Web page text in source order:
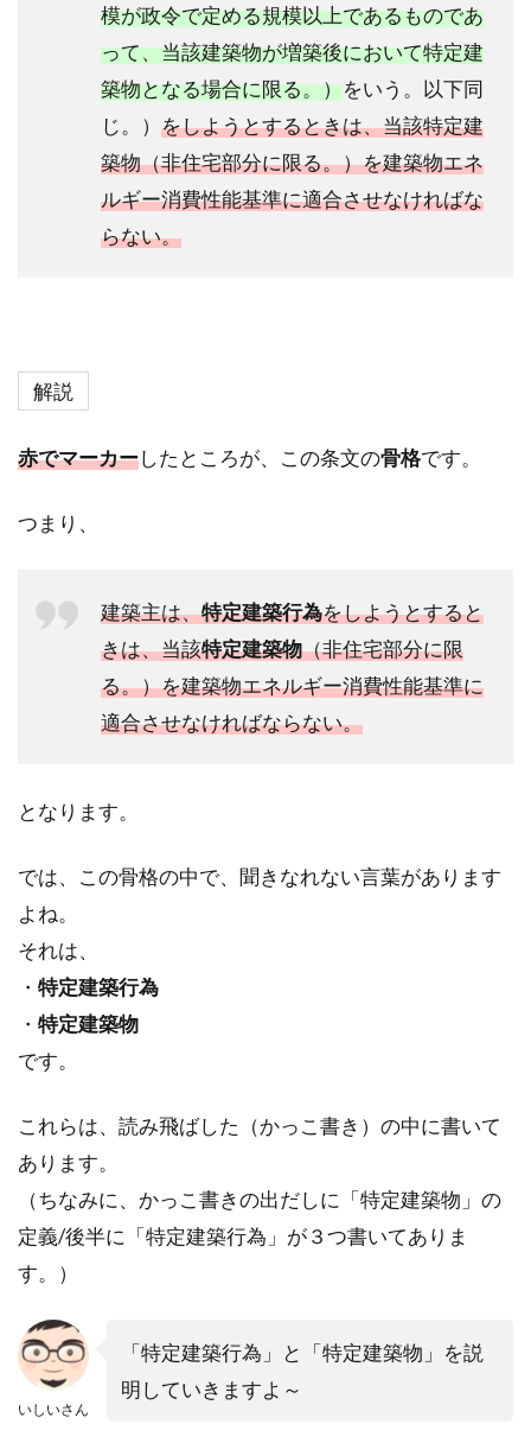
模が政令で定める規模以上であるものであ
って、当該建築物が増築後において特定建
築物となる場合に限る。）をいう。以下同
じ。） をしようとするときは、当該特定建
築物（非住宅部分に限る。）を建築物エネ
ルギー消費性能基準に適合させなければな
らない。
解説
赤でマーカーしたところが、この条文の骨格です。
つまり、
建築主は、特定建築行為をしようとすると
きは、当該特定建築物（非住宅部分に限
る。）を建築物エネルギー消費性能基準に
適合させなければならない。
となります。
では、この骨格の中で、聞きなれない言葉があります
よね。
それは、
・ 特定建築行為
・ 特定建築物
です。
これらは、読み飛ばした（かっこ書き）の中に書いて
あります。
（ちなみに、かっこ書きの出だしに「特定建築物」の
定義/後半に「特定建築行為」が３つ書いてありま
す。）
いしいさん
「特定建築行為」と「特定建築物」を説
明していきますよ～